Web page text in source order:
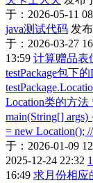
于：2026-05-11
java测试代码 发
于：2026-03-27
13:59 计算赠品表
testPackage包下
Location类的方法
main(String[]
= new Location();
于：2026-01-09
2025-12-24 22:32
16:49 求月份相应